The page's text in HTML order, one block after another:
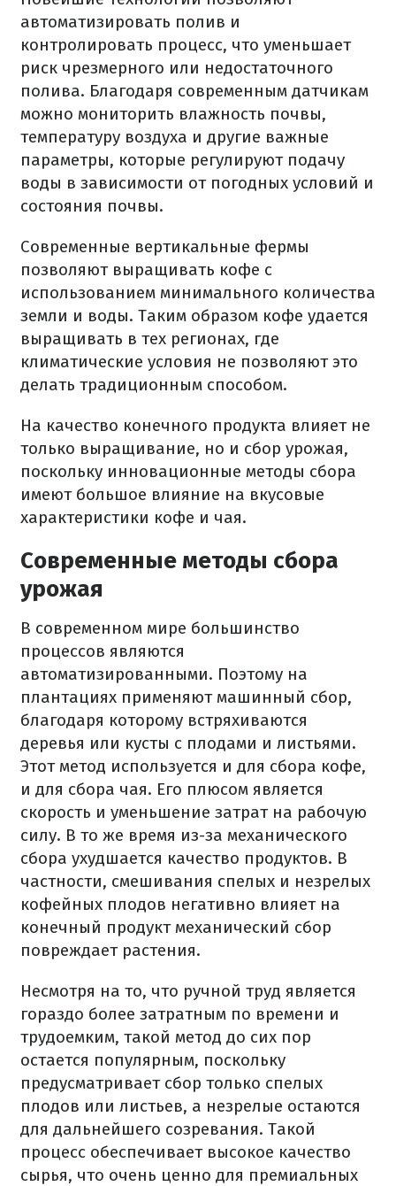
автоматизировать полив и
контролировать процесс, что уменьшает
риск чрезмерного или недостаточного
полива. Благодаря современным датчикам
можно мониторить влажность почвы,
температуру воздуха и другие важные
параметры, которые регулируют подачу
воды в зависимости от погодных условий и
состояния почвы.
Современные вертикальные фермы
позволяют выращивать кофе с
использованием минимального количества
земли и воды. Таким образом кофе удается
выращивать в тех регионах, где
климатические условия не позволяют это
делать традиционным способом.
На качество конечного продукта влияет не
только выращивание, но и сбор урожая,
поскольку инновационные методы сбора
имеют большое влияние на вкусовые
характеристики кофе и чая.
Современные методы сбора
урожая
В современном мире большинство
процессов являются
автоматизированными. Поэтому на
плантациях применяют машинный сбор,
благодаря которому встряхиваются
деревья или кусты с плодами и листьями.
Этот метод используется и для сбора кофе,
и для сбора чая. Его плюсом является
скорость и уменьшение затрат на рабочую
силу. В то же время из-за механического
сбора ухудшается качество продуктов. В
частности, смешивания спелых и незрелых
кофейных плодов негативно влияет на
конечный продукт механический сбор
повреждает растения.
Несмотря на то, что ручной труд является
гораздо более затратным по времени и
трудоемким, такой метод до сих пор
остается популярным, поскольку
предусматривает сбор только спелых
плодов или листьев, а незрелые остаются
для дальнейшего созревания. Такой
процесс обеспечивает высокое качество
сырья, что очень ценно для премиальных